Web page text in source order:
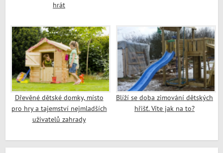
hrát
Dřevěné dětské domky, místo
pro hry a tajemství nejmladších
uživatelů zahrady
Blíží se doba zimování dětských
hřišť. Víte jak na to?